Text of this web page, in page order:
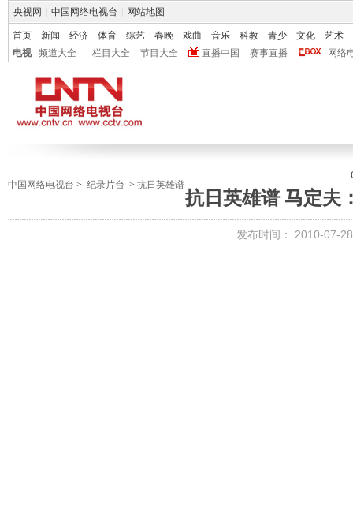
央视网 中国网络电视台 网站地图
首页 新闻 经济 体育 综艺 春晚 戏曲 音乐 科教 青少 文化
艺术
电视
频道大全 栏目大全 节目大全 直播中国 赛事直播 网络
中国网络电视台 > 纪录片台 > 抗日英雄谱
抗日英雄谱 马定夫
发布时间： 2010-07-